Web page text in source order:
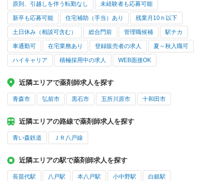
原則、引越しを伴う転勤なし 未経験者も応募可能
新卒も応募可能 住宅補助（手当）あり 残業月10ｈ以下
土日休み（相談可含む） 総合門前 管理職候補 駅チカ
車通勤可 在宅業務あり 登録販売者の求人 夏～秋入職可
ハイキャリア 積極採用中の求人 WEB面接OK
近隣エリアで薬剤師求人を探す
青森市 弘前市 黒石市 五所川原市 十和田市
近隣エリアの路線で薬剤師求人を探す
青い森鉄道 ＪＲ八戸線
近隣エリアの駅で薬剤師求人を探す
長苗代駅 八戸駅 本八戸駅 小中野駅 白銀駅